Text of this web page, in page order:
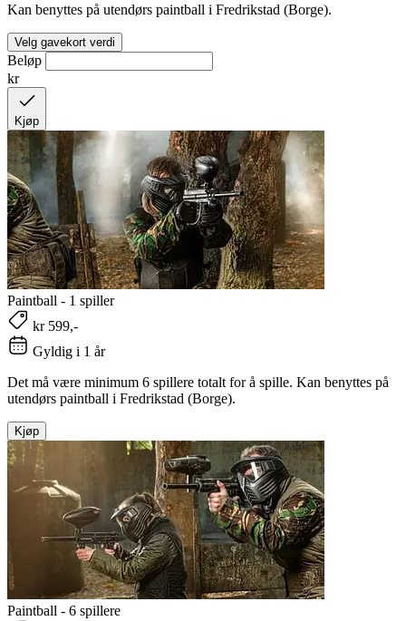
Kan benyttes på utendørs paintball i Fredrikstad (Borge).
Velg gavekort verdi
Beløp
kr
Kjøp
Paintball - 1 spiller
kr 599,-
Gyldig i 1 år
Det må være minimum 6 spillere totalt for å spille. Kan benyttes på
utendørs paintball i Fredrikstad (Borge).
Kjøp
Paintball - 6 spillere